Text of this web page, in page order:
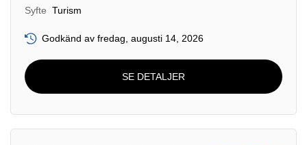
Syfte Turism
Godkänd av fredag, augusti 14, 2026
SE DETALJER